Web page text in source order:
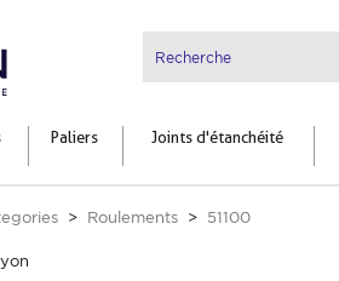
Paliers Joints d'étanchéité
Roulements 51100